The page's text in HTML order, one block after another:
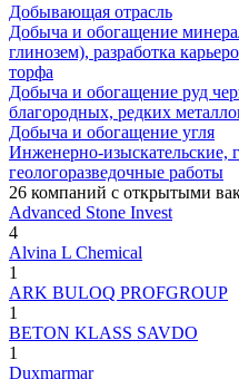
Добывающая отрасль
Добыча и обогащение
глинозем), разработка
торфа
Добыча и обогащение руд
благородных, редких
Добыча и обогащение угля
Инженерно-изыскательские,
геологоразведочные работы
26 компаний с открытыми
Advanced Stone Invest
4
Alvina L Chemical
1
ARK BULOQ PROFGROUP
1
BETON KLASS SAVDO
1
Duxmarmar